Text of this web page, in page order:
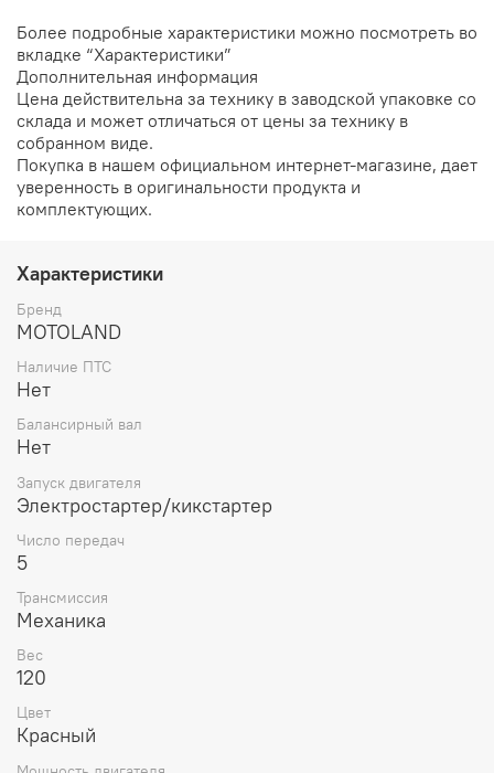
Более подробные характеристики можно посмотреть во
вкладке “Характеристики”
Дополнительная информация
Цена действительна за технику в заводской упаковке со
склада и может отличаться от цены за технику в
собранном виде.
Покупка в нашем официальном интернет-магазине, дает
уверенность в оригинальности продукта и
комплектующих.
Характеристики
Бренд
MOTOLAND
Наличие ПТС
Нет
Балансирный вал
Нет
Запуск двигателя
Электростартер/кикстартер
Число передач
5
Трансмиссия
Механика
Вес
120
Цвет
Красный